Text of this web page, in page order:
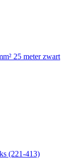
25 meter zwart
(221-413)